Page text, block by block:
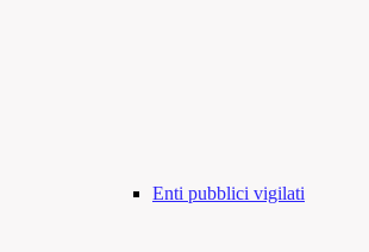
Enti pubblici vigilati